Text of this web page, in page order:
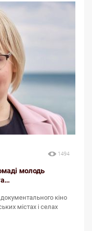
1494
молодь
кіно
містах і селах